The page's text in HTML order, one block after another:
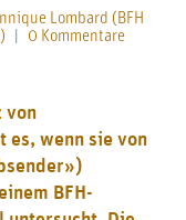
Lombard (BFH
0 Kommentare
von
es, wenn sie von
BFH-